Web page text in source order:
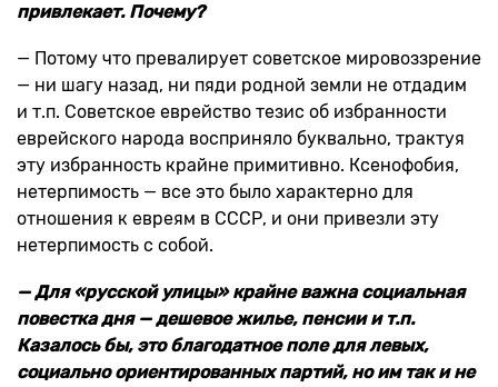
привлекает. Почему?
— Потому что превалирует советское мировоззрение
— ни шагу назад, ни пяди родной земли не отдадим
и т.п. Советское еврейство тезис об избранности
еврейского народа восприняло буквально, трактуя
эту избранность крайне примитивно. Ксенофобия,
нетерпимость — все это было характерно для
отношения к евреям в СССР, и они привезли эту
нетерпимость с собой.
— Для «русской улицы» крайне важна социальная
повестка дня — дешевое жилье, пенсии и т.п.
Казалось бы, это благодатное поле для левых,
социально ориентированных партий, но им так и не